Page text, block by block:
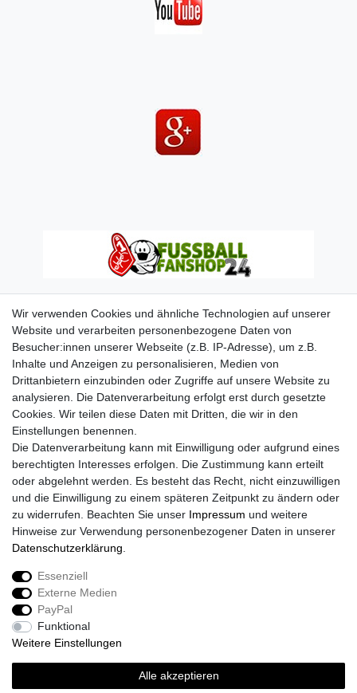
Widerrufs­recht
Wir verwenden Cookies und ähnliche Technologien auf unserer
Website und verarbeiten personenbezogene Daten von
Besucher:innen unserer Webseite (z.B. IP-Adresse), um z.B.
Inhalte und Anzeigen zu personalisieren, Medien von
Drittanbietern einzubinden oder Zugriffe auf unsere Website zu
analysieren. Die Datenverarbeitung erfolgt erst durch gesetzte
Cookies. Wir teilen diese Daten mit Dritten, die wir in den
Einstellungen benennen.
Die Datenverarbeitung kann mit Einwilligung oder aufgrund eines
berechtigten Interesses erfolgen. Die Zustimmung kann erteilt
oder abgelehnt werden. Es besteht das Recht, nicht einzuwilligen
und die Einwilligung zu einem späteren Zeitpunkt zu ändern oder
zu widerrufen. Beachten Sie unser Impressum und weitere
Hinweise zur Verwendung personenbezogener Daten in unserer
Daten­schutz­erklärung
Essenziell
Externe Medien
PayPal
Funktional
Weitere Einstellungen
Alle akzeptieren